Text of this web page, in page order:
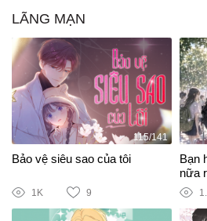
LÃNG MẠN
115/141
Bảo vệ siêu sao của tôi
1K 9
Bạn
nữa